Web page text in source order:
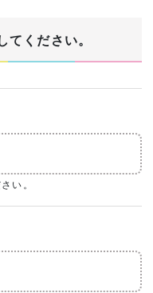
ください。
い。